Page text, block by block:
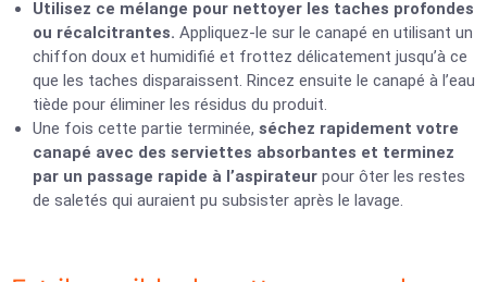
Utilisez ce mélange pour nettoyer les taches profondes
ou récalcitrantes. Appliquez-le sur le canapé en utilisant un
chiffon doux et humidifié et frottez délicatement jusqu’à ce
que les taches disparaissent. Rincez ensuite le canapé à l’eau
tiède pour éliminer les résidus du produit.
Une fois cette partie terminée, séchez rapidement votre
canapé avec des serviettes absorbantes et terminez
par un passage rapide à l’aspirateur pour ôter les restes
de saletés qui auraient pu subsister après le lavage.